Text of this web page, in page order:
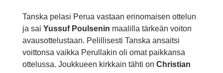
Tanska pelasi Perua vastaan erinomaisen ottelun
ja sai Yussuf Poulsenin maalilla tärkeän voiton
avausottelustaan. Pelillisesti Tanska ansaitsi
voittonsa vaikka Perullakin oli omat paikkansa
ottelussa. Joukkueen kirkkain tähti on Christian